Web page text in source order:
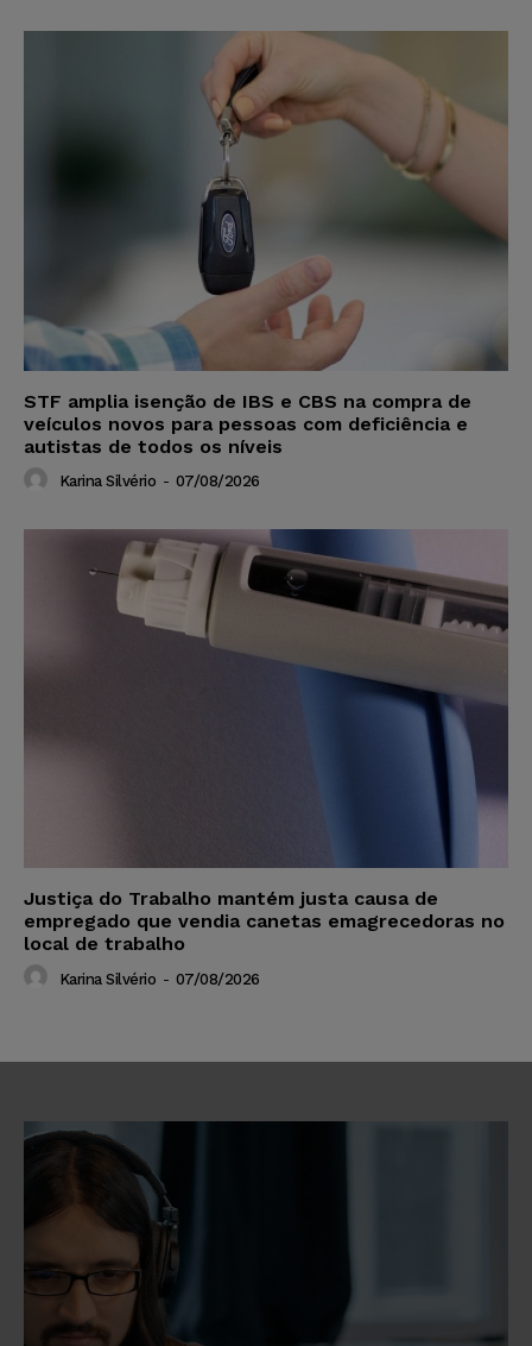
STF amplia isenção de IBS e CBS na compra de
veículos novos para pessoas com deficiência e
autistas de todos os níveis
Karina Silvério - 07/08/2026
Justiça do Trabalho mantém justa causa de
empregado que vendia canetas emagrecedoras no
local de trabalho
Karina Silvério - 07/08/2026